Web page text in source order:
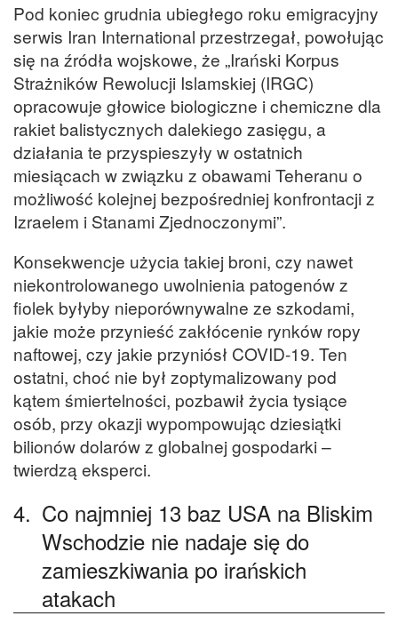
Pod koniec grudnia ubiegłego roku emigracyjny
serwis Iran International przestrzegał, powołując
się na źródła wojskowe, że „Irański Korpus
Strażników Rewolucji Islamskiej (IRGC)
opracowuje głowice biologiczne i chemiczne dla
rakiet balistycznych dalekiego zasięgu, a
działania te przyspieszyły w ostatnich
miesiącach w związku z obawami Teheranu o
możliwość kolejnej bezpośredniej konfrontacji z
Izraelem i Stanami Zjednoczonymi”.
Konsekwencje użycia takiej broni, czy nawet
niekontrolowanego uwolnienia patogenów z
fiolek byłyby nieporównywalne ze szkodami,
jakie może przynieść zakłócenie rynków ropy
naftowej, czy jakie przyniósł COVID-19. Ten
ostatni, choć nie był zoptymalizowany pod
kątem śmiertelności, pozbawił życia tysiące
osób, przy okazji wypompowując dziesiątki
bilionów dolarów z globalnej gospodarki –
twierdzą eksperci.
4. Co najmniej 13 baz USA na Bliskim
Wschodzie nie nadaje się do
zamieszkiwania po irańskich
atakach